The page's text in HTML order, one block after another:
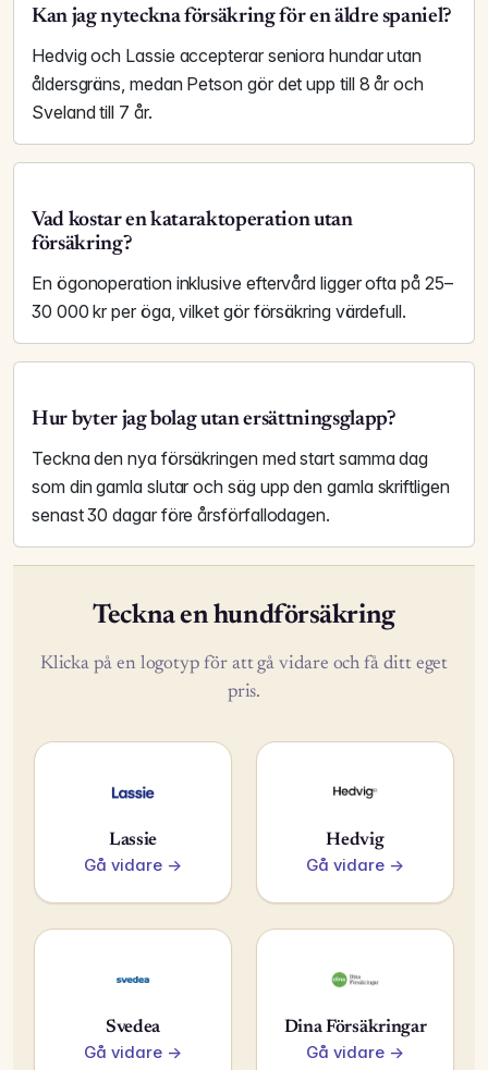
Kan jag nyteckna försäkring för en äldre spaniel?
Hedvig och Lassie accepterar seniora hundar utan
åldersgräns, medan Petson gör det upp till 8 år och
Sveland till 7 år.
Vad kostar en kataraktoperation utan
försäkring?
En ögonoperation inklusive eftervård ligger ofta på 25–
30 000 kr per öga, vilket gör försäkring värdefull.
Hur byter jag bolag utan ersättningsglapp?
Teckna den nya försäkringen med start samma dag
som din gamla slutar och säg upp den gamla skriftligen
senast 30 dagar före årsförfallodagen.
Teckna en hundförsäkring
Klicka på en logotyp för att gå vidare och få ditt eget
pris.
Lassie
Gå vidare →
Hedvig
Gå vidare →
Svedea
Gå vidare →
Dina Försäkringar
Gå vidare →